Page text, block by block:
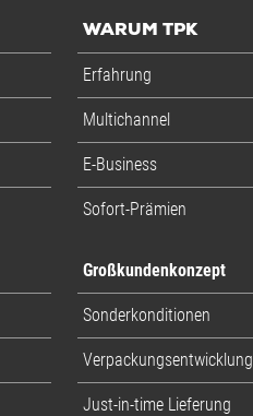
WARUM TPK
Erfahrung
Multichannel
E-Business
Sofort-Prämien
Großkundenkonzept
Sonderkonditionen
Verpackungsentwicklung
Just-in-time Lieferung